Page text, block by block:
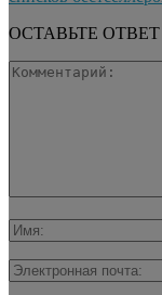
ОСТАВЬТЕ ОТВЕТ